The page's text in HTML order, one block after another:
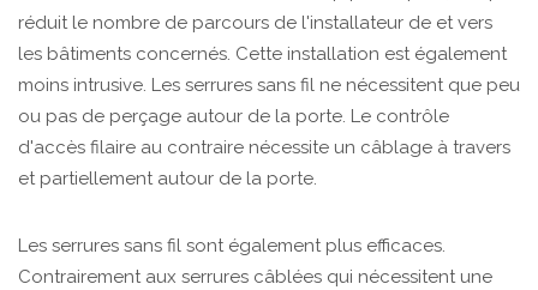
réduit le nombre de parcours de l'installateur de et vers
les bâtiments concernés. Cette installation est également
moins intrusive. Les serrures sans fil ne nécessitent que peu
ou pas de perçage autour de la porte. Le contrôle
d'accès filaire au contraire nécessite un câblage à travers
et partiellement autour de la porte.
Les serrures sans fil sont également plus efficaces.
Contrairement aux serrures câblées qui nécessitent une